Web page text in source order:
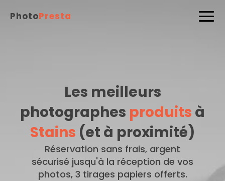
PhotoPresta
Les meilleurs
photographes produits à
Stains (et à proximité)
Réservation sans frais, argent
sécurisé jusqu'à la réception de vos
photos, 3 tirages papiers offerts.